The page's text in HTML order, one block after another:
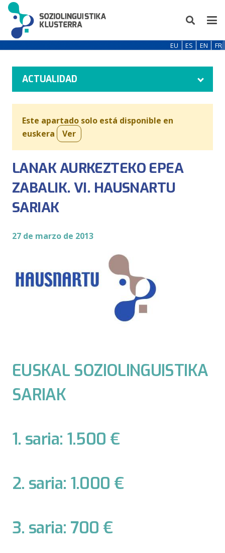
EU ES EN FR
ACTUALIDAD
Este apartado solo está disponible en
euskera
Ver
LANAK AURKEZTEKO EPEA
ZABALIK. VI. HAUSNARTU
SARIAK
27 de marzo de 2013
EUSKAL SOZIOLINGUISTIKA
SARIAK
1. saria: 1.500 €
2. saria: 1.000 €
3. saria: 700 €